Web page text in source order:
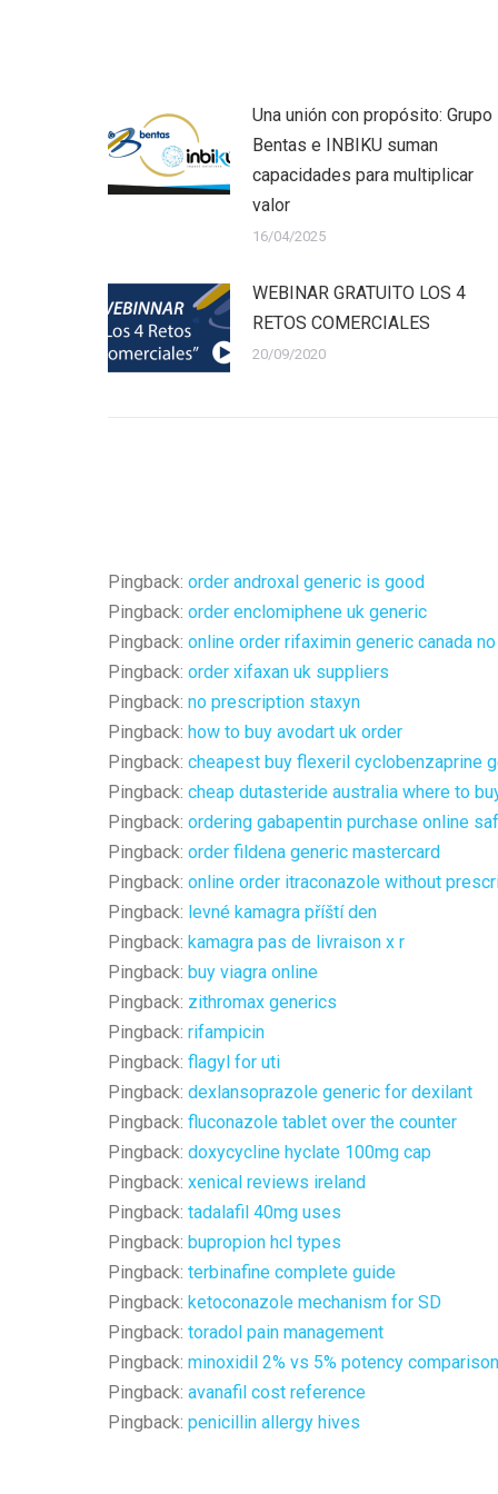
Una unión con propósito: Grupo
Bentas e INBIKU suman
capacidades para multiplicar
valor
16/04/2025
WEBINAR GRATUITO LOS 4
RETOS COMERCIALES
20/09/2020
Pingback: order androxal generic is good
Pingback: order enclomiphene uk generic
Pingback: online order rifaximin generic canada
Pingback: order xifaxan uk suppliers
Pingback: no prescription staxyn
Pingback: how to buy avodart uk order
Pingback: cheapest buy flexeril cyclobenzaprine
Pingback: cheap dutasteride australia where to
Pingback: ordering gabapentin purchase online
Pingback: order fildena generic mastercard
Pingback: online order itraconazole without
Pingback: levné kamagra příští den
Pingback: kamagra pas de livraison x r
Pingback: buy viagra online
Pingback: zithromax generics
Pingback: rifampicin
Pingback: flagyl for uti
Pingback: dexlansoprazole generic for dexilant
Pingback: fluconazole tablet over the counter
Pingback: doxycycline hyclate 100mg cap
Pingback: xenical reviews ireland
Pingback: tadalafil 40mg uses
Pingback: bupropion hcl types
Pingback: terbinafine complete guide
Pingback: ketoconazole mechanism for SD
Pingback: toradol pain management
Pingback: minoxidil 2% vs 5% potency comparison
Pingback: avanafil cost reference
Pingback: penicillin allergy hives